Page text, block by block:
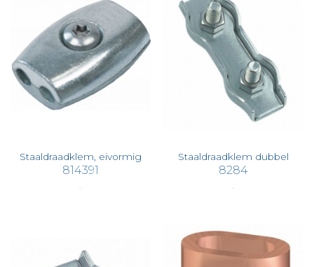
Staaldraadklem, eivormig
814391
Staaldraadklem dubbel
8284